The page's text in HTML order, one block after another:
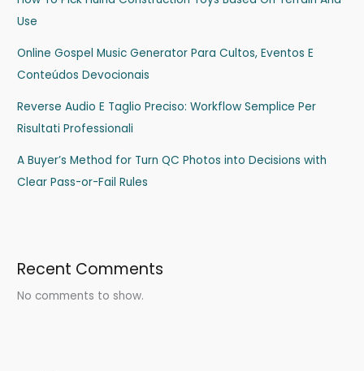
Use
Online Gospel Music Generator Para Cultos, Eventos E
Conteúdos Devocionais
Reverse Audio E Taglio Preciso: Workflow Semplice Per
Risultati Professionali
A Buyer’s Method for Turn QC Photos into Decisions with
Clear Pass-or-Fail Rules
Recent Comments
No comments to show.